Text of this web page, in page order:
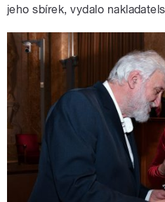
jeho sbírek, vydalo